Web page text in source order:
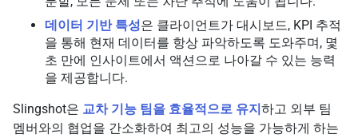
데이터 기반 특성은 클라이언트가 대시보드, KPI 추적
을 통해 현재 데이터를 항상 파악하도록 도와주며, 몇
초 만에 인사이트에서 액션으로 나아갈 수 있는 능력
을 제공합니다.
Slingshot은 교차 기능 팀을 효율적으로 유지하고 외부 팀
멤버와의 협업을 간소화하여 최고의 성능을 가능하게 하는